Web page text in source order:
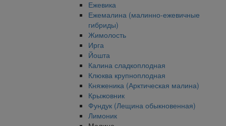
Ежевика
Ежемалина (малинно-ежевичные
гибриды)
Жимолость
Ирга
Йошта
Калина сладкоплодная
Клюква крупноплодная
Княженика (Арктическая малина)
Крыжовник
Фундук (Лещина обыкновенная)
Лимоник